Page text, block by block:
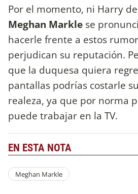
Por el momento, ni Harry
Meghan Markle se
hacerle frente a estos
perjudican su reputación.
que la duquesa quiera
pantallas podrías costarle
realeza, ya que por norma
puede trabajar en la TV.
EN ESTA NOTA
Meghan Markle